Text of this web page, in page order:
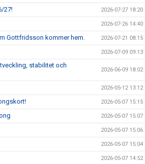
27! 2026-07-27 18:20
2026-07-26 14:40
Gottfridsson kommer hem. 2026-07-21 08:15
2026-07-09 09:13
stabilitet och
2026-06-09 18:02
2026-05-12 13:12
2026-05-07 15:15
2026-05-07 15:07
2026-05-07 15:06
2026-05-07 15:04
2026-05-07 14:52